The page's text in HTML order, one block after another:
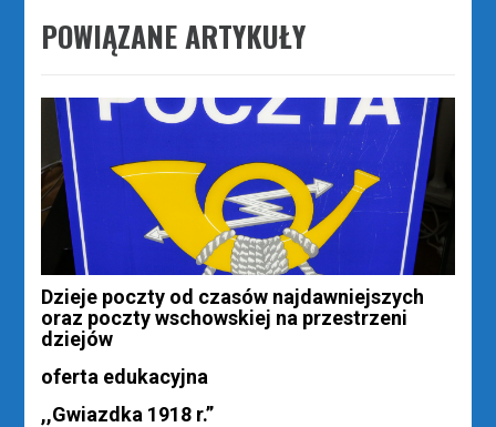
POWIĄZANE ARTYKUŁY
Dzieje poczty od czasów najdawniejszych
oraz poczty wschowskiej na przestrzeni
dziejów
oferta edukacyjna
,,Gwiazdka 1918 r.”